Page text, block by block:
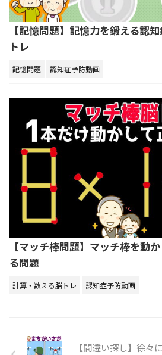
【記憶問題】記憶力を鍛える認
トレ
記憶問題 認知症予防動画
【マッチ棒問題】マッチ棒を動
る問題
計算・数える脳トレ 認知症予防動画
【間違い探し】徐々